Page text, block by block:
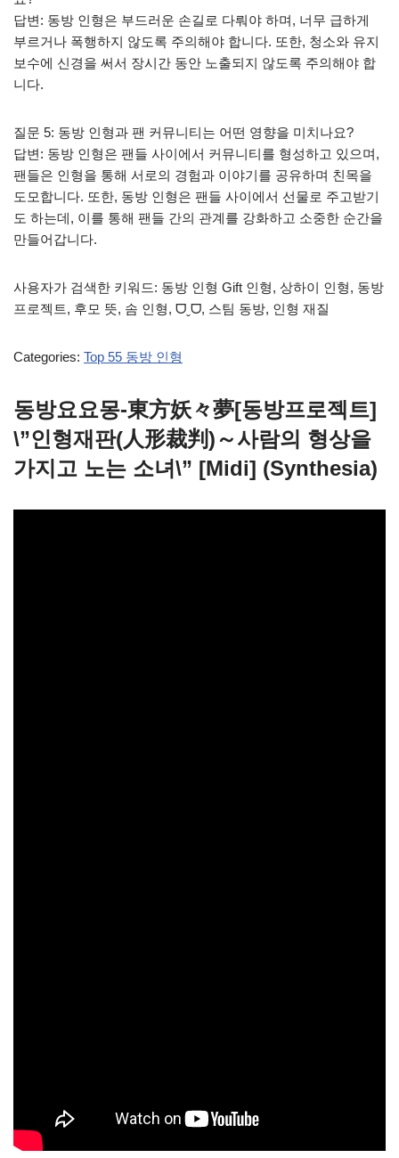
답변: 동방 인형은 부드러운 손길로 다뤄야 하며, 너무 급하게
부르거나 폭행하지 않도록 주의해야 합니다. 또한, 청소와 유지
보수에 신경을 써서 장시간 동안 노출되지 않도록 주의해야 합
니다.
질문 5: 동방 인형과 팬 커뮤니티는 어떤 영향을 미치나요?
답변: 동방 인형은 팬들 사이에서 커뮤니티를 형성하고 있으며,
팬들은 인형을 통해 서로의 경험과 이야기를 공유하며 친목을
도모합니다. 또한, 동방 인형은 팬들 사이에서 선물로 주고받기
도 하는데, 이를 통해 팬들 간의 관계를 강화하고 소중한 순간을
만들어갑니다.
사용자가 검색한 키워드: 동방 인형 Gift 인형, 상하이 인형, 동방
프로젝트, 후모 뜻, 솜 인형, ᗜˬᗜ, 스팀 동방, 인형 재질
Categories: Top 55 동방 인형
동방요요몽-東方妖々夢[동방프로젝트]
\”인형재판(人形裁判)～사람의 형상을
가지고 노는 소녀\” [Midi] (Synthesia)